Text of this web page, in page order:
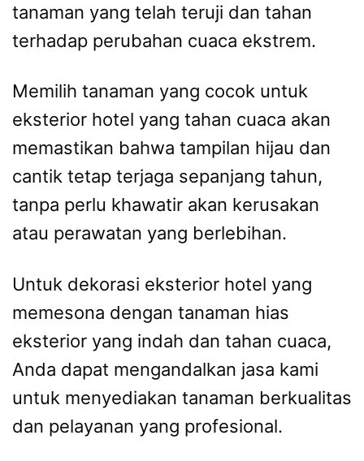
tanaman yang telah teruji dan tahan
terhadap perubahan cuaca ekstrem.
Memilih tanaman yang cocok untuk
eksterior hotel yang tahan cuaca akan
memastikan bahwa tampilan hijau dan
cantik tetap terjaga sepanjang tahun,
tanpa perlu khawatir akan kerusakan
atau perawatan yang berlebihan.
Untuk dekorasi eksterior hotel yang
memesona dengan tanaman hias
eksterior yang indah dan tahan cuaca,
Anda dapat mengandalkan jasa kami
untuk menyediakan tanaman berkualitas
dan pelayanan yang profesional.